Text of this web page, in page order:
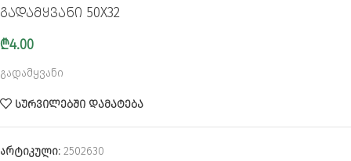
გადამყვანი 50X32
₾4.00
გადამყვანი
ᲡᲣᲠᲕᲘᲚᲔᲑᲨᲘ ᲓᲐᲛᲐᲢᲔᲑᲐ
არტიკული: 2502630